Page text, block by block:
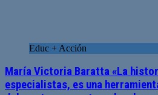
Educ + Acción
María Victoria Baratta «La
especialistas, es una